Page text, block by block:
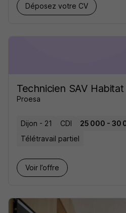
Déposez votre CV
Technicien SAV
Proesa
Dijon - 21 CDI
25 000 - 30
Télétravail partiel
Voir l’offre